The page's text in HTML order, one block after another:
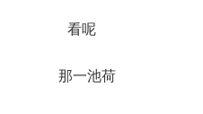
看呢
那一池荷